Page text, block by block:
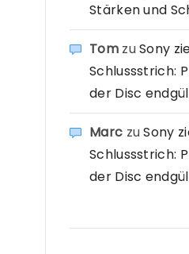
Stärken und
TomzuSony
Schlussstrich:
der Disc
Marc zuSony
Schlussstrich:
der Disc